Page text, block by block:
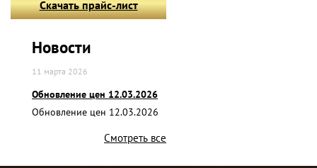
Скачать прайс-лист
Новости
11 марта 2026
Обновление цен 12.03.2026
Обновление цен 12.03.2026
Смотреть все